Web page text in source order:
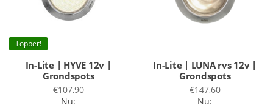
Topper!
In-Lite | HYVE 12v |
Grondspots
€107,90
Nu:
In-Lite | LUNA rvs 12v |
Grondspots
€147,60
Nu: